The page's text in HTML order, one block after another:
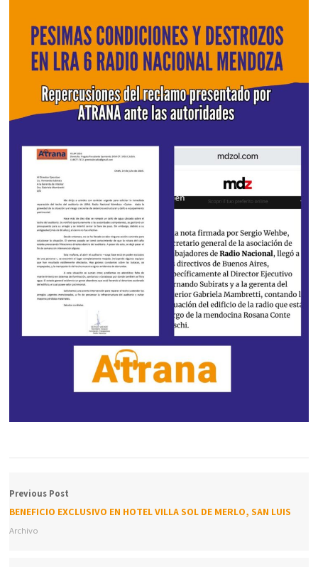
Previous Post
BENEFICIO EXCLUSIVO EN HOTEL VILLA SOL DE MERLO, SAN LUIS
Archivo